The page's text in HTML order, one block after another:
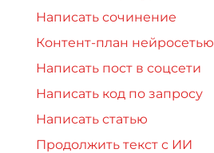
Написать сочинение
Контент-план нейросетью
Написать пост в соцсети
Написать код по запросу
Написать статью
Продолжить текст с ИИ